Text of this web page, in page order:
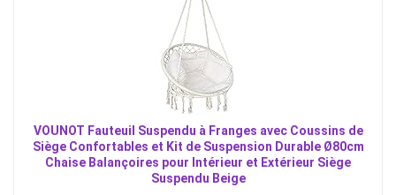
VOUNOT Fauteuil Suspendu à Franges avec Coussins de
Siège Confortables et Kit de Suspension Durable Ø80cm
Chaise Balançoires pour Intérieur et Extérieur Siège
Suspendu Beige